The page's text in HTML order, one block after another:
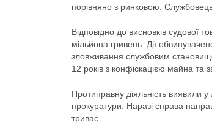
порівняно з ринковою.
Відповідно до висновків судової
мільйона гривень. Дії
зловживання службовим
12 років з конфіскацією майна та
Протиправну діяльність виявили
прокуратури. Наразі справа
триває.